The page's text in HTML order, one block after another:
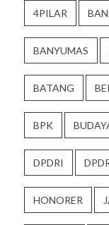
4PILAR
BANYUMAS
BATANG
BPK
DPDRI
HONORER